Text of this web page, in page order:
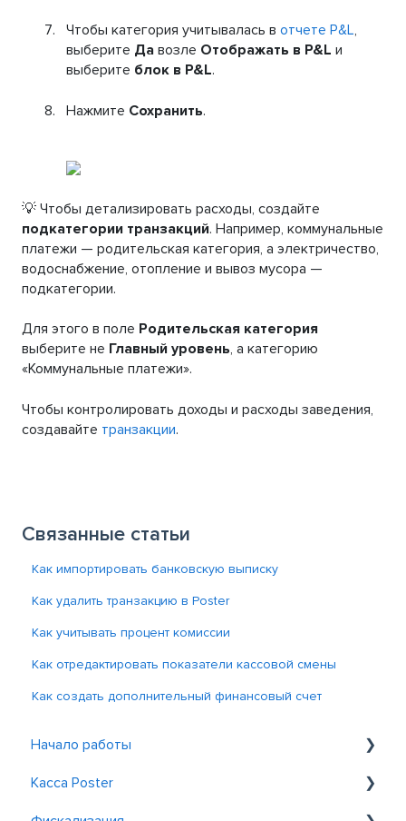
Чтобы категория учитывалась в отчете P&L,
выберите Да возле Отображать в P&L и
выберите блок в P&L.
Нажмите Сохранить.
💡 Чтобы детализировать расходы, создайте
подкатегории транзакций. Например, коммунальные
платежи — родительская категория, а электричество,
водоснабжение, отопление и вывоз мусора —
подкатегории.
Для этого в поле Родительская категория
выберите не Главный уровень, а категорию
«Коммунальные платежи».
Чтобы контролировать доходы и расходы заведения,
создавайте транзакции.
Связанные статьи
Как импортировать банковскую выписку
Как удалить транзакцию в Poster
Как учитывать процент комиссии
Как отредактировать показатели кассовой смены
Как создать дополнительный финансовый счет
Начало работы
Знакомство с Poster
Касса Poster